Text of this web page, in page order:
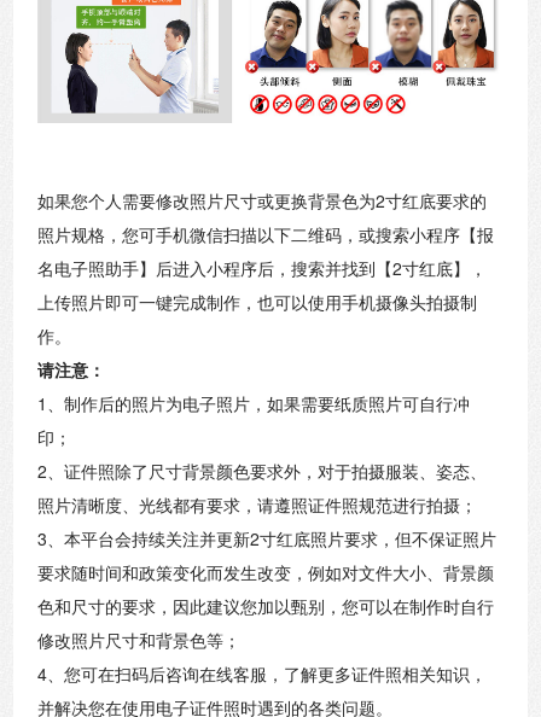
如果您个人需要修改照片尺寸或更换背景色为2寸红底要求的
照片规格，您可手机微信扫描以下二维码，或搜索小程序【报
名电子照助手】后进入小程序后，搜索并找到【2寸红底】，
上传照片即可一键完成制作，也可以使用手机摄像头拍摄制
作。
请注意：
1、制作后的照片为电子照片，如果需要纸质照片可自行冲
印；
2、证件照除了尺寸背景颜色要求外，对于拍摄服装、姿态、
照片清晰度、光线都有要求，请遵照证件照规范进行拍摄；
3、本平台会持续关注并更新2寸红底照片要求，但不保证照片
要求随时间和政策变化而发生改变，例如对文件大小、背景颜
色和尺寸的要求，因此建议您加以甄别，您可以在制作时自行
修改照片尺寸和背景色等；
4、您可在扫码后咨询在线客服，了解更多证件照相关知识，
并解决您在使用电子证件照时遇到的各类问题。